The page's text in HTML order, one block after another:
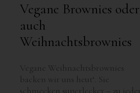
Vegane Brownies oder
auch
Weihnachtsbrownies
Vegane Weihnachtsbrownies
backen wir uns heut‘. Sie
schmecken superlecker – zu jeder